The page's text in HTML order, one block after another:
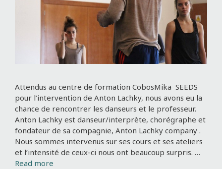
Attendus au centre de formation CobosMika SEEDS
pour l’intervention de Anton Lachky, nous avons eu la
chance de rencontrer les danseurs et le professeur.
Anton Lachky est danseur/interprète, chorégraphe et
fondateur de sa compagnie, Anton Lachky company .
Nous sommes intervenus sur ses cours et ses ateliers
et l’intensité de ceux-ci nous ont beaucoup surpris. …
Read more